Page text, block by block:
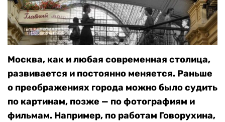
Москва, как и любая современная столица,
развивается и постоянно меняется. Раньше
о преображениях города можно было судить
по картинам, позже — по фотографиям и
фильмам. Например, по работам Говорухина,